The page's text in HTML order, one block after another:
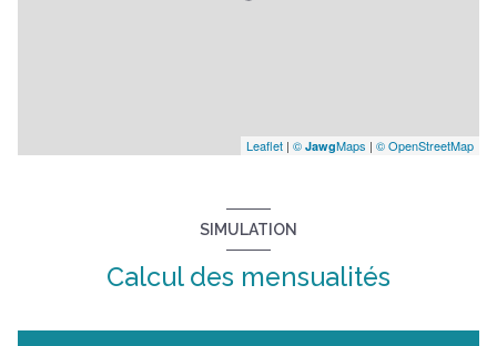
Leaflet | © JawgMaps | © OpenStreetMap
SIMULATION
Calcul des mensualités